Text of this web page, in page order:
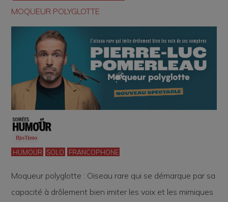
MOQUEUR POLYGLOTTE
HUMOUR SOLO FRANCOPHONE
Moqueur polyglotte : Oiseau rare qui se démarque par sa
capacité à drôlement bien imiter les voix et les mimiques